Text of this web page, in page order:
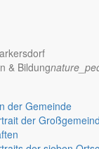
& Bildung
der Gemeinde
der